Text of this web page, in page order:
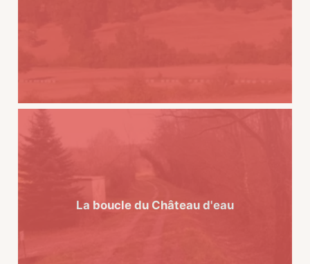
La boucle du Château d'eau